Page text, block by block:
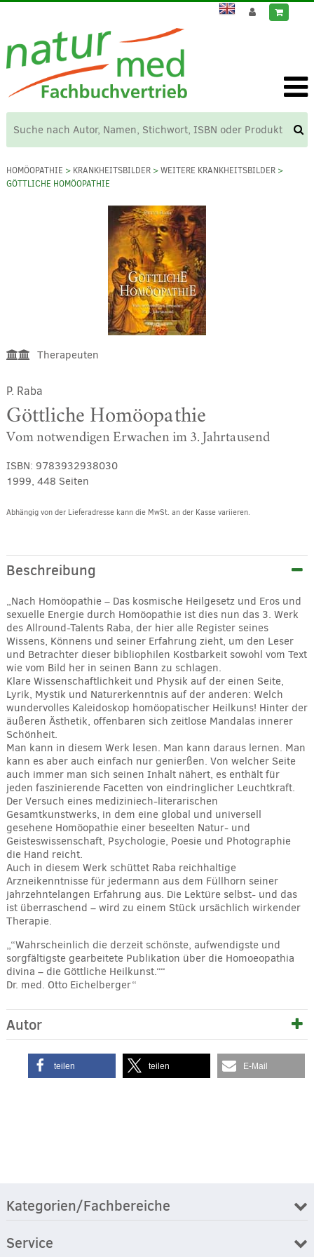
HOMÖOPATHIE > KRANKHEITSBILDER>WEITERE KRANKHEITSBILDER>
GÖTTLICHE HOMÖOPATHIE
Therapeuten
P. Raba
Göttliche Homöopathie
Vom notwendigen Erwachen im 3. Jahrtausend
ISBN: 9783932938030
1999, 448 Seiten
Abhängig von der Lieferadresse kann die MwSt. an der Kasse variieren.
Beschreibung
„Nach Homöopathie – Das kosmische Heilgesetz und Eros und
sexuelle Energie durch Homöopathie ist dies nun das 3. Werk
des Allround-Talents Raba, der hier alle Register seines
Wissens, Könnens und seiner Erfahrung zieht, um den Leser
und Betrachter dieser bibliophilen Kostbarkeit sowohl vom Text
wie vom Bild her in seinen Bann zu schlagen.
Klare Wissenschaftlichkeit und Physik auf der einen Seite,
Lyrik, Mystik und Naturerkenntnis auf der anderen: Welch
wundervolles Kaleidoskop homöopatischer Heilkuns! Hinter der
äußeren Ästhetik, offenbaren sich zeitlose Mandalas innerer
Schönheit.
Man kann in diesem Werk lesen. Man kann daraus lernen. Man
kann es aber auch einfach nur genierßen. Von welcher Seite
auch immer man sich seinen Inhalt nähert, es enthält für
jeden faszinierende Facetten von eindringlicher Leuchtkraft.
Der Versuch eines mediziniech-literarischen
Gesamtkunstwerks, in dem eine global und universell
gesehene Homöopathie einer beseelten Natur- und
Geisteswissenschaft, Psychologie, Poesie und Photographie
die Hand reicht.
Auch in diesem Werk schüttet Raba reichhaltige
Arzneikenntnisse für jedermann aus dem Füllhorn seiner
jahrzehntelangen Erfahrung aus. Die Lektüre selbst- und das
ist überraschend – wird zu einem Stück ursächlich wirkender
Therapie.
„“Wahrscheinlich die derzeit schönste, aufwendigste und
sorgfältigste gearbeitete Publikation über die Homoeopathia
divina – die Göttliche Heilkunst.““
Dr. med. Otto Eichelberger“
Autor
teilen teilen E-Mail
Kategorien/Fachbereiche
Service